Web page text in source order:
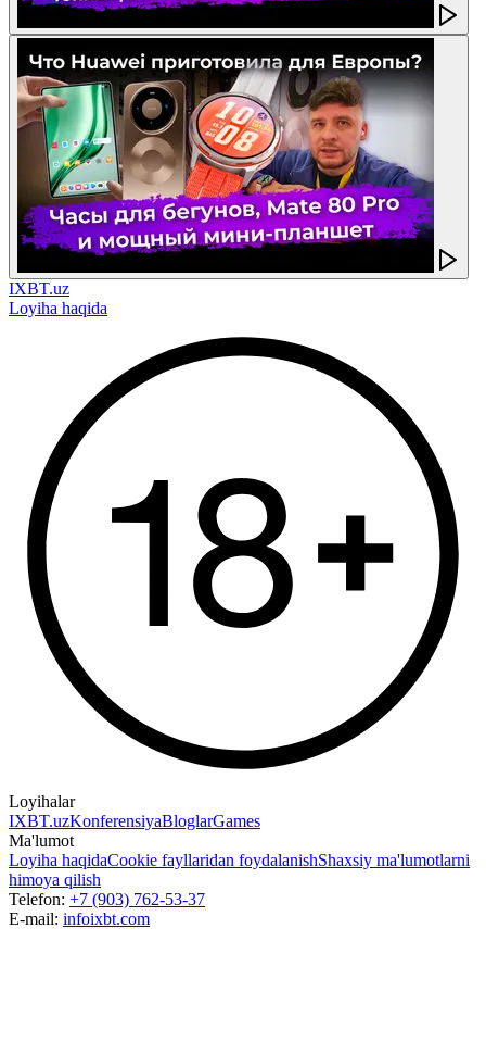
IXBT.uz
Loyiha haqida
Loyihalar
IXBT.uzKonferensiyaBloglarGames
Ma'lumot
Loyiha haqidaCookie fayllaridan foydalanishShaxsiy ma'lumotlarni
himoya qilish
Telefon: +7 (903) 762-53-37
E-mail: infoixbt.com